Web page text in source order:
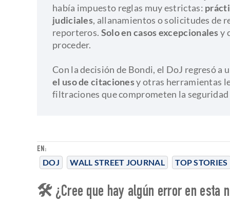
EN:
DOJ WALL STREET JOURNAL TOP STORIES
había impuesto reglas muy estrictas:
judiciales, allanamientos o solicitudes de
reporteros. Solo en casos excepcionalesy
proceder.
Con la decisión de Bondi, el DoJ regresó a
el uso de citacionesy otras herramientas
filtraciones que comprometen la
🛠 ¿Cree que hay algún error en esta